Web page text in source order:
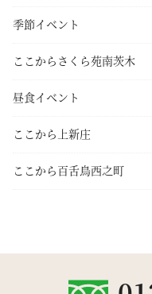
季節イベント
ここからさくら苑南茨木
昼食イベント
ここから上新庄
ここから百舌鳥西之町